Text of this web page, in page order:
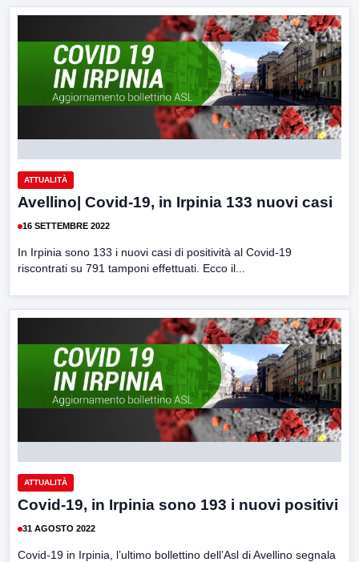
ATTUALITÀ
Avellino| Covid-19, in Irpinia 133 nuovi casi
16 SETTEMBRE 2022
In Irpinia sono 133 i nuovi casi di positività al Covid-19
riscontrati su 791 tamponi effettuati. Ecco il...
ATTUALITÀ
Covid-19, in Irpinia sono 193 i nuovi positivi
31 AGOSTO 2022
Covid-19 in Irpinia, l’ultimo bollettino dell’Asl di Avellino segnala